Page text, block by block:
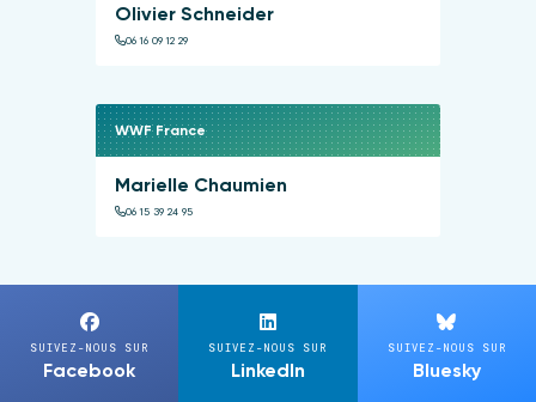
Olivier Schneider
06 16 09 12 29
WWF France
Marielle Chaumien
06 15 39 24 95
SUIVEZ-NOUS SUR
Facebook
SUIVEZ-NOUS SUR
LinkedIn
SUIVEZ-NOUS SUR
Bluesky